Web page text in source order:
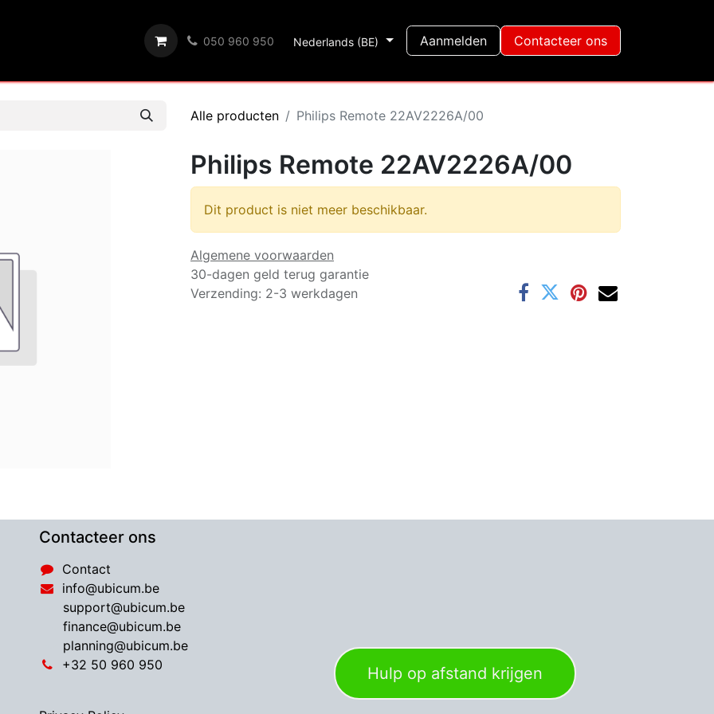
Wie we zijn Algemene Voorwaarden Shop
050 960 950 Nederlands (BE) Aanmelden Contacteer ons
Alle producten Philips Remote 22AV2226A/00
Philips Remote 22AV2226A/00
Dit product is niet meer beschikbaar.
Algemene voorwaarden
30-dagen geld terug garantie
Verzending: 2-3 werkdagen
Contacteer ons
Contact
info@ubicum.be
support@ubicum.be
​finance@ubicum.be
​planning@ubicum.be
​+32 50 960 950​
Hulp op afstand​​​​​​​​​​​​​​​​​​​​​​ ​​​​​​​​krij​​​​gen